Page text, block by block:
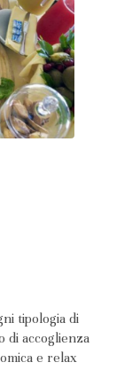
tipologia di
di accoglienza
e relax